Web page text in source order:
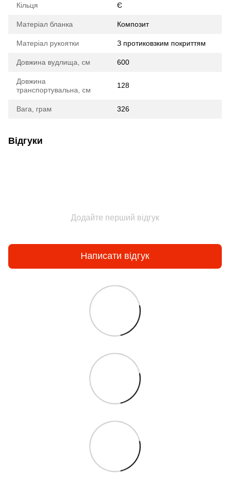
Кільця Є
Матеріал бланка Композит
Матеріал рукоятки З протиковзким покриттям
Довжина вудлища, см 600
Довжина
транспортувальна, см
128
Вага, грам 326
Відгуки
Додайте перший відгук
Написати відгук